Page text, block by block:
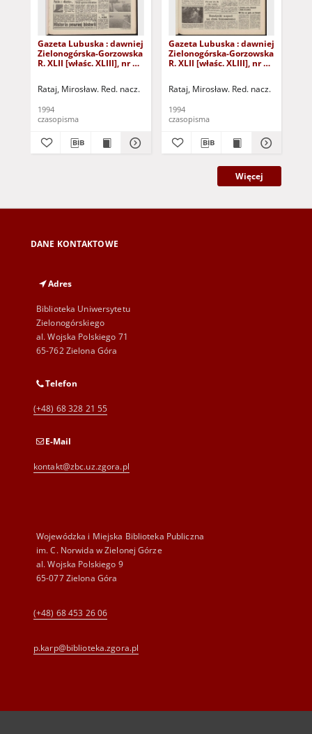
Gazeta Lubuska : dawniej
Zielonogórska-Gorzowska
R. XLII [właśc. XLIII], nr 10
Rataj, Mirosław. Red. nacz.
1994
czasopisma
Gazeta Lubuska : dawniej
Zielonogórska-Gorzowska
R. XLII [właśc. XLIII], nr 22
Rataj, Mirosław. Red. nacz.
1994
czasopisma
Więcej
DANE KONTAKTOWE
Adres
Biblioteka Uniwersytetu
Zielonogórskiego
al. Wojska Polskiego 71
65-762 Zielona Góra
Telefon
(+48) 68 328 21 55
E-Mail
kontakt@zbc.uz.zgora.pl
Wojewódzka i Miejska Biblioteka Publiczna
im. C. Norwida w Zielonej Górze
al. Wojska Polskiego 9
65-077 Zielona Góra
(+48) 68 453 26 06
p.karp@biblioteka.zgora.pl